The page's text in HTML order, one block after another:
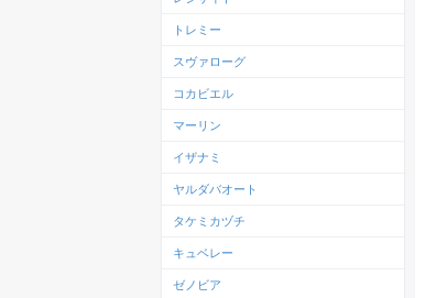
トレミー
スヴァローグ
コカビエル
マーリン
イザナミ
ヤルダバオート
タケミカヅチ
キュベレー
ゼノビア